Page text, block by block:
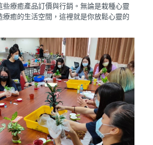
些療癒產品訂價與行銷。無論是栽種心靈
療癒的生活空間，這裡就是你放鬆心靈的